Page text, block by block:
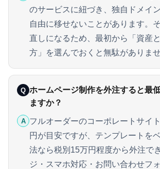
のサービスに紐づき、独自ドメイ
自由に移せないことがあります。
直しになるため、最初から「資産
方」を選んでおくと無駄がありませ
Q ホームページ制作を外注すると最
ますか？
A フルオーダーのコーポレートサイ
円が目安ですが、テンプレートを
法なら税別15万円程度から外注で
ジ・スマホ対応・お問い合わせフ